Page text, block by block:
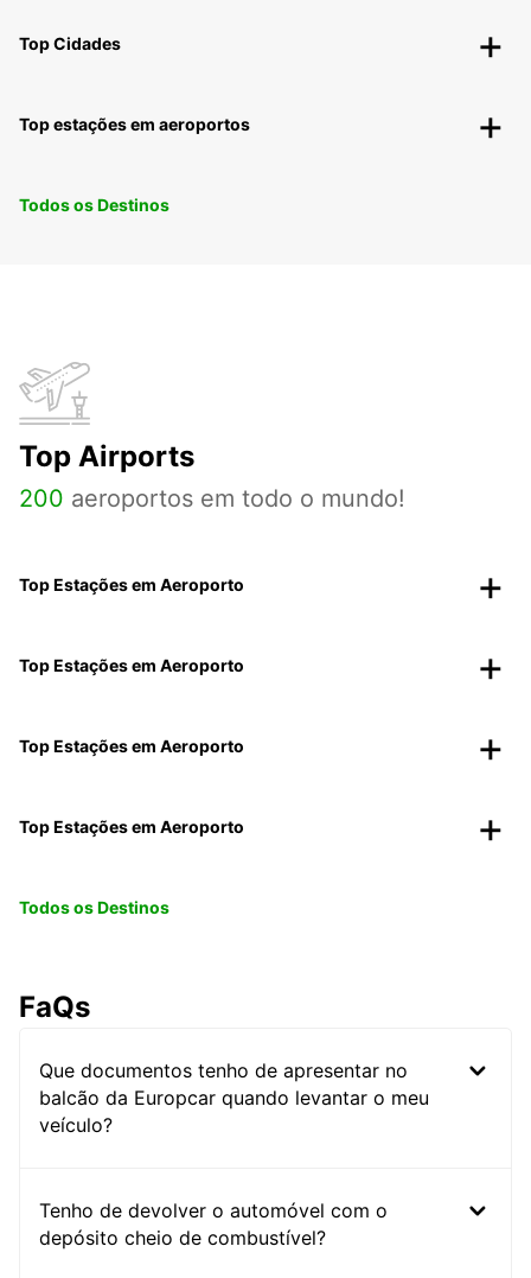
Top Cidades
Top estações em aeroportos
Todos os Destinos
Top Airports
200 aeroportos em todo o mundo!
Top Estações em Aeroporto
Top Estações em Aeroporto
Top Estações em Aeroporto
Top Estações em Aeroporto
Todos os Destinos
FaQs
Que documentos tenho de apresentar no
balcão da Europcar quando levantar o meu
veículo?
Tenho de devolver o automóvel com o
depósito cheio de combustível?